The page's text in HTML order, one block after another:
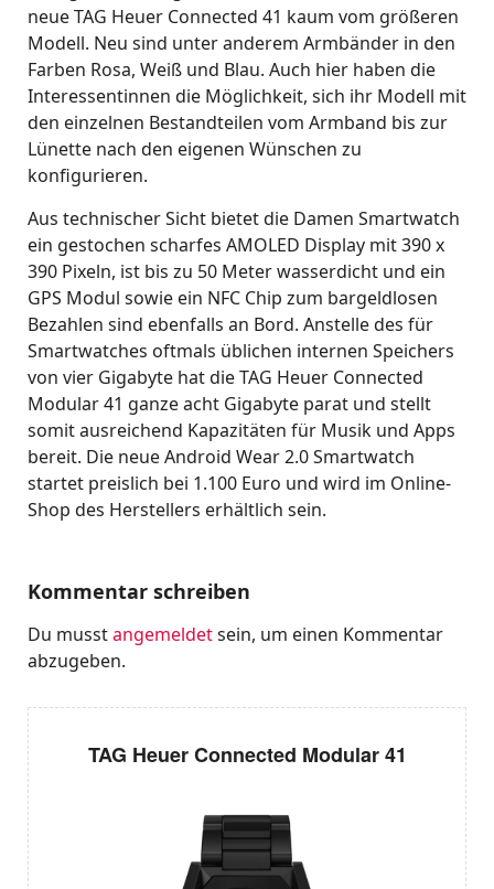
neue TAG Heuer Connected 41 kaum vom größeren
Modell. Neu sind unter anderem Armbänder in den
Farben Rosa, Weiß und Blau. Auch hier haben die
Interessentinnen die Möglichkeit, sich ihr Modell mit
den einzelnen Bestandteilen vom Armband bis zur
Lünette nach den eigenen Wünschen zu
konfigurieren.
Aus technischer Sicht bietet die Damen Smartwatch
ein gestochen scharfes AMOLED Display mit 390 x
390 Pixeln, ist bis zu 50 Meter wasserdicht und ein
GPS Modul sowie ein NFC Chip zum bargeldlosen
Bezahlen sind ebenfalls an Bord. Anstelle des für
Smartwatches oftmals üblichen internen Speichers
von vier Gigabyte hat die TAG Heuer Connected
Modular 41 ganze acht Gigabyte parat und stellt
somit ausreichend Kapazitäten für Musik und Apps
bereit. Die neue Android Wear 2.0 Smartwatch
startet preislich bei 1.100 Euro und wird im Online-
Shop des Herstellers erhältlich sein.
Kommentar schreiben
Du musstangemeldetsein, um einen Kommentar
abzugeben.
TAG Heuer Connected Modular 41